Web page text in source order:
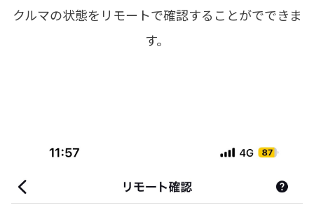
クルマの状態をリモートで確認することがでできま
す。